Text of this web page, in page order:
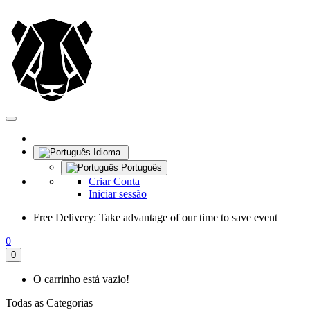
Idioma
Português
Criar Conta
Iniciar sessão
Free Delivery: Take advantage of our time to save event
0
0
O carrinho está vazio!
Todas as Categorias